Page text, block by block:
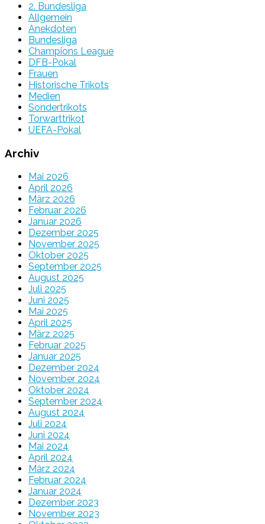
2. Bundesliga
Allgemein
Anekdoten
Bundesliga
Champions League
DFB-Pokal
Frauen
Historische Trikots
Medien
Sondertrikots
Torwarttrikot
UEFA-Pokal
Archiv
Mai 2026
April 2026
März 2026
Februar 2026
Januar 2026
Dezember 2025
November 2025
Oktober 2025
September 2025
August 2025
Juli 2025
Juni 2025
Mai 2025
April 2025
März 2025
Februar 2025
Januar 2025
Dezember 2024
November 2024
Oktober 2024
September 2024
August 2024
Juli 2024
Juni 2024
Mai 2024
April 2024
März 2024
Februar 2024
Januar 2024
Dezember 2023
November 2023